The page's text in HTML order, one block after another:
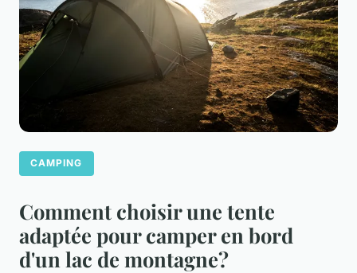
CAMPING
Comment choisir une tente
adaptée pour camper en bord
d'un lac de montagne?